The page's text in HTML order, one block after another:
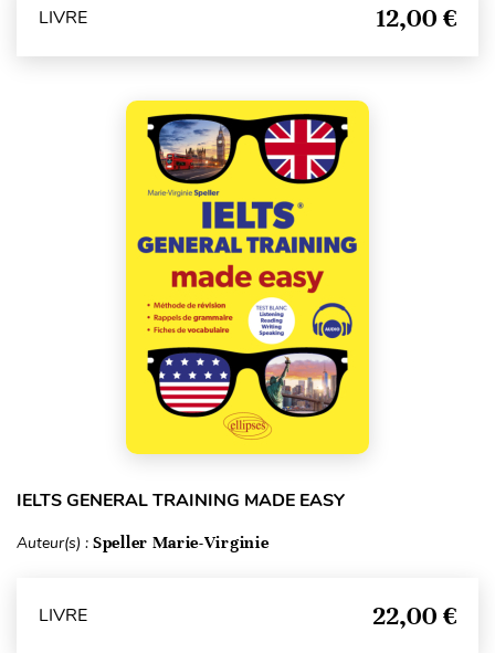
LIVRE 12,00 €
IELTS GENERAL TRAINING MADE EASY
Auteur(s) : Speller Marie-Virginie
LIVRE 22,00 €